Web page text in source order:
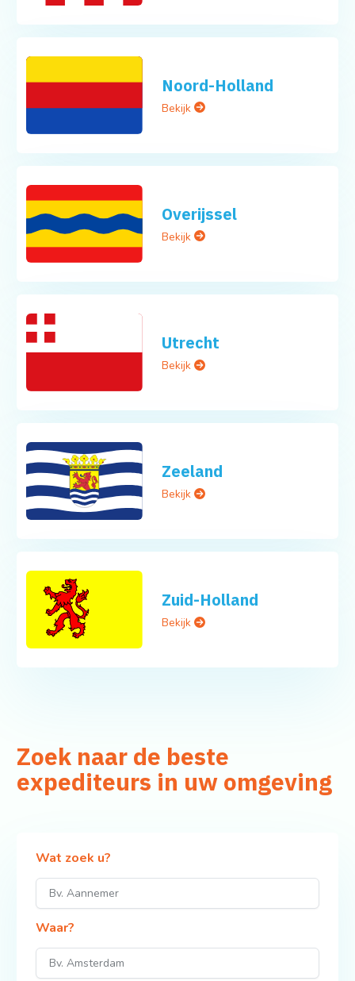
Noord-Holland
Bekijk
Overijssel
Bekijk
Utrecht
Bekijk
Zeeland
Bekijk
Zuid-Holland
Bekijk
Zoek naar de beste
expediteurs in uw omgeving
Wat zoek u?
Waar?